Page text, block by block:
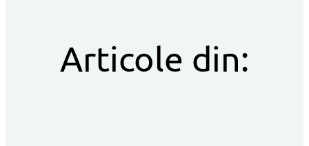
Articole din: